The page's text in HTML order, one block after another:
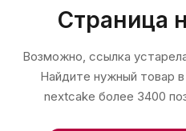
Страница
Возможно, ссылка
Найдите нужный товар
nextcake более 3400